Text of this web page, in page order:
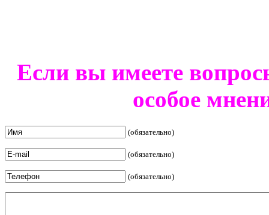
Если вы имеете
особое
(обязательно)
(обязательно)
(обязательно)